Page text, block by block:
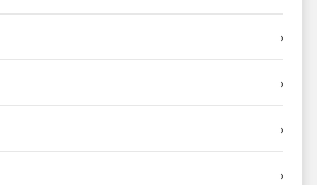
›
›
›
›